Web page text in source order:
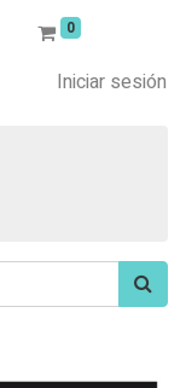
0
Iniciar sesión